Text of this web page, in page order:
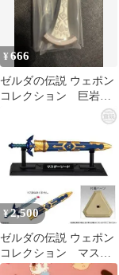
¥666
ゼルダの伝説 ウェポン
コレクション 巨岩砕
¥2,500
ゼルダの伝説 ウェポン
コレクション マスタ
ーソード2点セット